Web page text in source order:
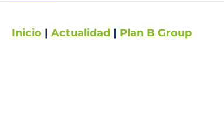
Inicio | Actualidad | Plan B Group